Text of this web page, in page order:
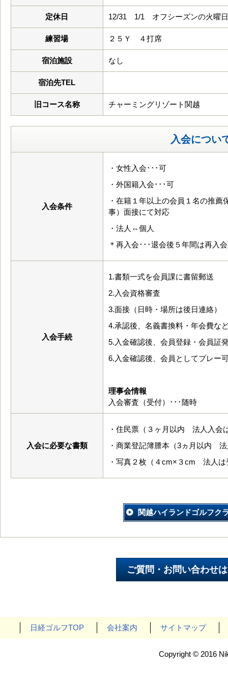
定休日 12/31 1/1 オフシーズンの火曜日
練習場 ２５Ｙ ４打席
宿泊施設 なし
宿泊先TEL
旧コース名称 チャーミングリゾート関越
入会につい
入会条件
・女性入会･･･可
・外国籍入会･･･可
・在籍１年以上の会員１名の推
事）面接にて対応
・法人⇔個人
＊再入会･･･退会後５年間は再入
入会手続
1.書類一式を会員課に書留郵送
2.入会資格審査
3.面接（日時・場所は後日連絡）
4.承認後、名義書換料・年会費な
5.入金確認後、会員登録・会員証
6.入金確認後、会員としてプレー
理事会情報
入会審査（受付）･･･随時
入会に必要な書類
・住民票（３ヶ月以内 法人入会
・商業登記簿謄本（3ヵ月以内
・写真２枚（４cm×３cm 法人は
関越ハイランドゴルフク
日経ゴルフTOP 会社案内 サイトマップ
Copyright © 2016